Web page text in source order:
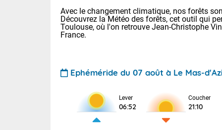
Avec le changement climatique, nos forêts
Découvrez la Météo des forêts, cet outil qui
Toulouse, où l'on retrouve Jean-Christophe
France.
Ephéméride du 07 août à Le Mas-
Lever
06:52
Coucher
21:10
Voici les
28 Lyon : 31
: 27 Nancy :